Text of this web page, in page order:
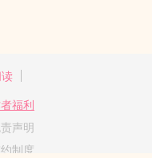
福利
声明
制度